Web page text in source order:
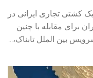
کشتی تجاری ایرانی در
برای مقابله با چنین
بین الملل تابناک،...